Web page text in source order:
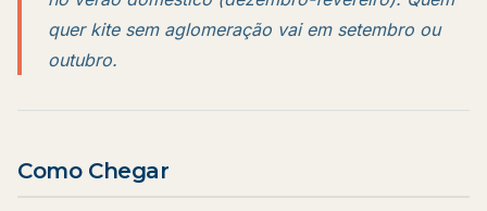
quer kite sem aglomeração vai em setembro ou
outubro.
Como Chegar